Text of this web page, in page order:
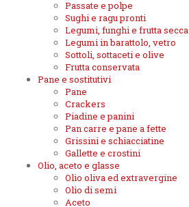
Passate e polpe
Sughi e ragu pronti
Legumi, funghi e frutta secca
Legumi in barattolo, vetro
Sottoli, sottaceti e olive
Frutta conservata
Pane e sostitutivi
Pane
Crackers
Piadine e panini
Pan carre e pane a fette
Grissini e schiacciatine
Gallette e crostini
Olio, aceto e glasse
Olio oliva ed extravergine
Olio di semi
Aceto